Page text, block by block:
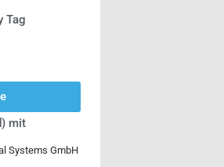
Tag
mit
Systems GmbH